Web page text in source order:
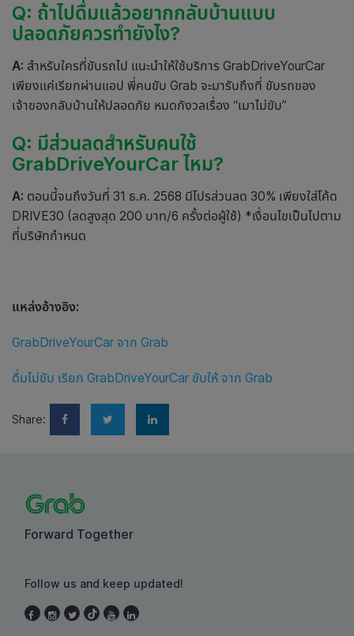
Q: ถ้าไปดื่มแล้วอยากกลับบ้านแบบ
ปลอดภัยควรทำยังไง?
A: สำหรับใครที่ขับรถไป แนะนำให้ใช้บริการ GrabDriveYourCar
เพียงแค่เรียกผ่านแอป พี่คนขับ Grab จะมารับถึงที่ ขับรถของ
เจ้าของกลับบ้านให้ปลอดภัย หมดกังวลเรื่อง “เมาไม่ขับ”
Q: มีส่วนลดสำหรับคนใช้
GrabDriveYourCar ไหม?
A: ตอนนี้จนถึงวันที่ 31 ธ.ค. 2568 มีโปรส่วนลด 30% เพียงใส่โค้ด
DRIVE30 (ลดสูงสุด 200 บาท/6 ครั้งต่อผู้ใช้) *เงื่อนไขเป็นไปตาม
ที่บริษัทกำหนด
แหล่งอ้างอิง:
GrabDriveYourCar จาก Grab
ดื่มไม่ขับ เรียก GrabDriveYourCar ขับให้ จาก Grab
Share:
Forward Together
Follow us and keep updated!